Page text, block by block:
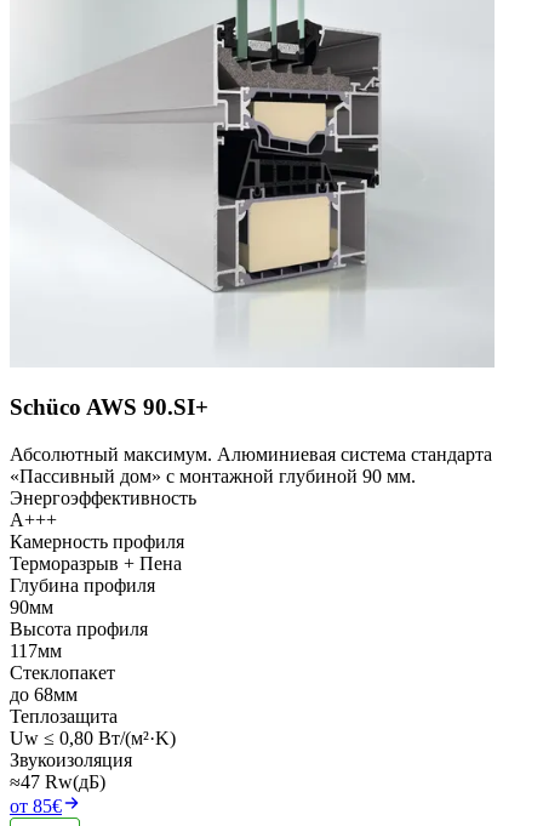
Schüco AWS 90.SI+
Абсолютный максимум. Алюминиевая система стандарта
«Пассивный дом» с монтажной глубиной 90 мм.
Энергоэффективность
A+++
Камерность профиля
Терморазрыв + Пена
Глубина профиля
90мм
Высота профиля
117мм
Стеклопакет
до 68мм
Теплозащита
Uw ≤ 0,80 Вт/(м²·K)
Звукоизоляция
≈47 Rw(дБ)
от 85€